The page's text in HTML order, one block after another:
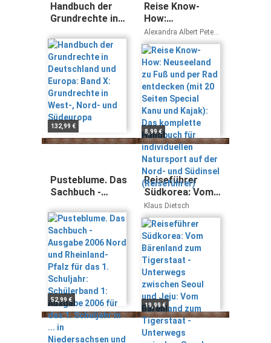
Handbuch der
Grundrechte in
Europa: Band X:
Grundrechte in
West-, Nord- und
Südeuropa
132,99 €
Reise Know-
How:
Neuseeland zu
Fuß und per Rad
entdecken (mit
20 Seiten
Special Kanu und
Kajak): Das
komplette
Handbuch für
individuellen
Natursport auf
der Nord- und
Südinsel
(Reiseführer)
Alexandra Albert Peter
Albert
8,99 €
Pusteblume. Das
Sachbuch -
Nord und
Rheinland-Pfalz
für das 1.
Schuljahr:
Schülerband 1:
Ausgabe 2006
für das 1.
Schuljahr in ... in
Niedersachsen
und Rheinland-
Pfalz)
52,99 €
Reiseführer
Südkorea: Vom
Bärenland zum
Tigerstaat -
Unterwegs
zwischen Seoul
und Jeju: Vom
Bärenland zum
Tigerstaat -
Unterwegs
zwischen Seoul
und ... - aktuell:
Nord- und
Südkorea 2019
Klaus Dietsch
19,99 €